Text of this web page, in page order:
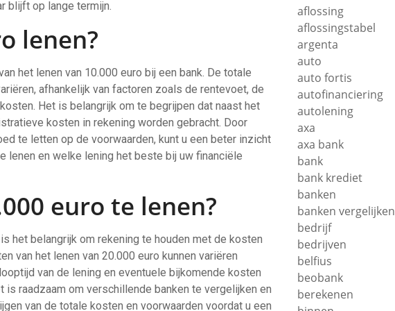
blijft op lange termijn.
lenen?
het lenen van 10.000 euro bij een bank. De totale
afhankelijk van factoren zoals de rentevoet, de
Het is belangrijk om te begrijpen dat naast het
kosten in rekening worden gebracht. Door
te letten op de voorwaarden, kunt u een beter inzicht
lenen en welke lening het beste bij uw financiële
euro te lenen?
het belangrijk om rekening te houden met de kosten
van het lenen van 20.000 euro kunnen variëren
van de lening en eventuele bijkomende kosten
raadzaam om verschillende banken te vergelijken en
van de totale kosten en voorwaarden voordat u een
aflossing
aflossingstabel
argenta
auto
auto fortis
autofinanciering
autolening
axa
axa bank
bank
bank krediet
banken
banken vergelijken
bedrijf
bedrijven
belfius
beobank
berekenen